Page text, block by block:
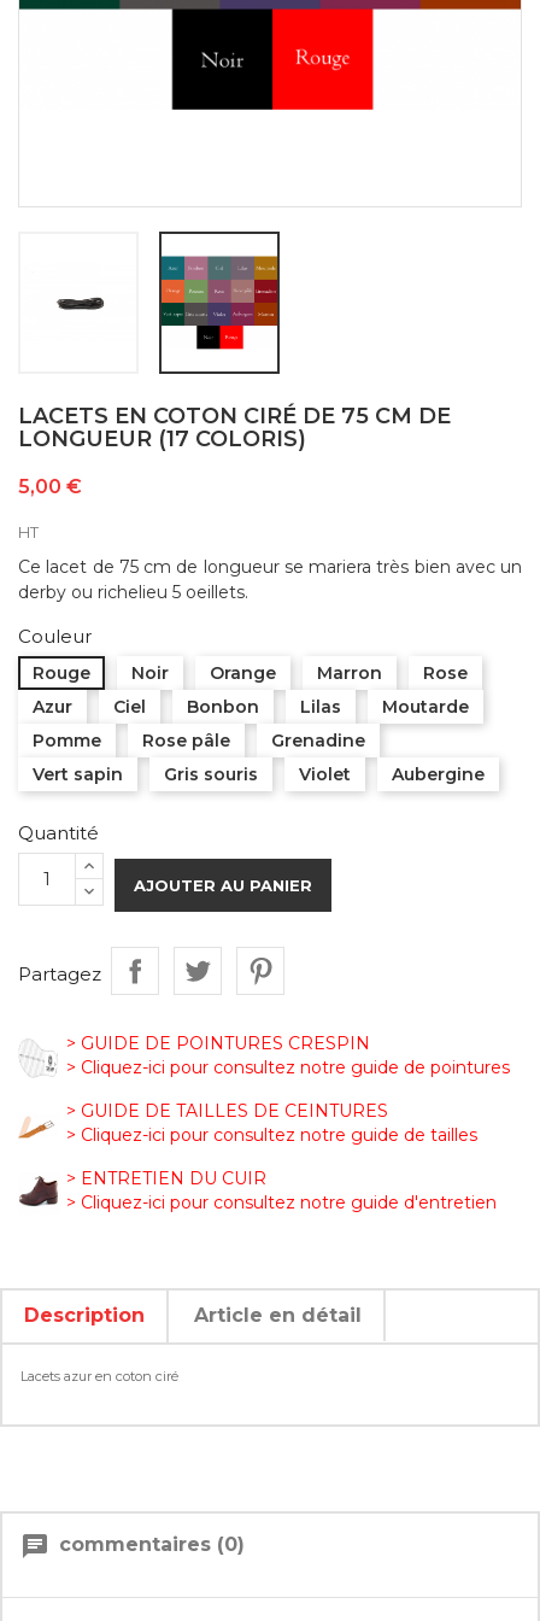
LACETS EN COTON CIRÉ DE 75 CM DE
LONGUEUR (17 COLORIS)
5,00 €
HT
Ce lacet de 75 cm de longueur se mariera très bien avec un
derby ou richelieu 5 oeillets.
Couleur
Rouge Noir Orange Marron
Rose
Azur
Ciel Bonbon Lilas
Moutarde
Pomme
Rose pâle
Grenadine
Vert sapin
Gris souris Violet Aubergine
Quantité
AJOUTER AU PANIER
Partagez
> GUIDE DE POINTURES CRESPIN
> Cliquez-ici pour consultez notre guide de pointures
> GUIDE DE TAILLES DE CEINTURES
> Cliquez-ici pour consultez notre guide de tailles
> ENTRETIEN DU CUIR
> Cliquez-ici pour consultez notre guide d'entretien
Description Article en détail
Lacets azur en coton ciré
chat commentaires (0)